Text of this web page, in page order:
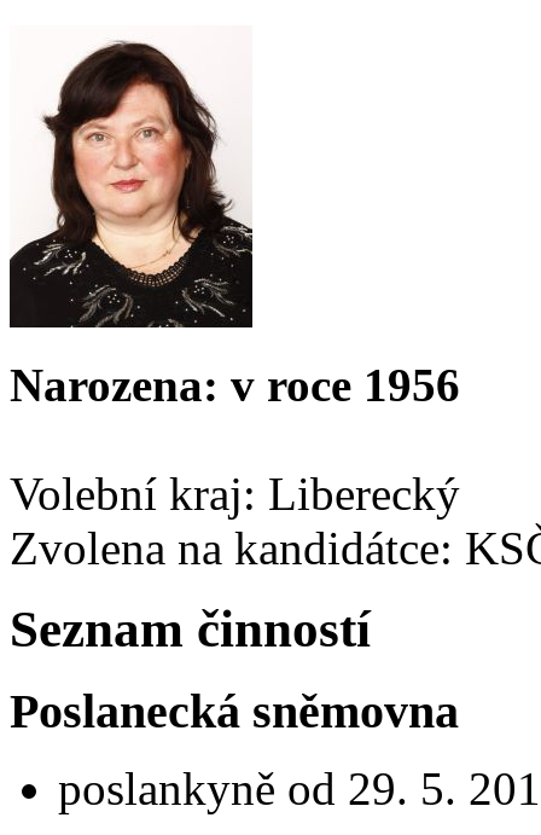
Narozena: v roce 1956
Volební kraj: Liberecký
Zvolena na kandidátce:
Seznam činností
Poslanecká sněmovna
poslankyně od 29. 5.